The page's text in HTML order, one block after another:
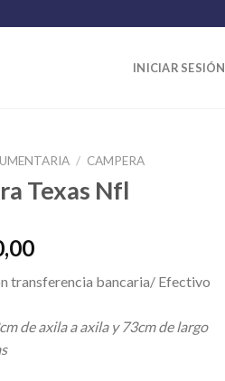
INICIAR SESIÓN
/ CAMPERA
Texas Nfl
transferencia bancaria/ Efectivo
de axila a axila y 73cm de largo